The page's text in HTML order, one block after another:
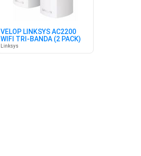
VELOP LINKSYS AC2200
WIFI TRI-BANDA (2 PACK)
Linksys